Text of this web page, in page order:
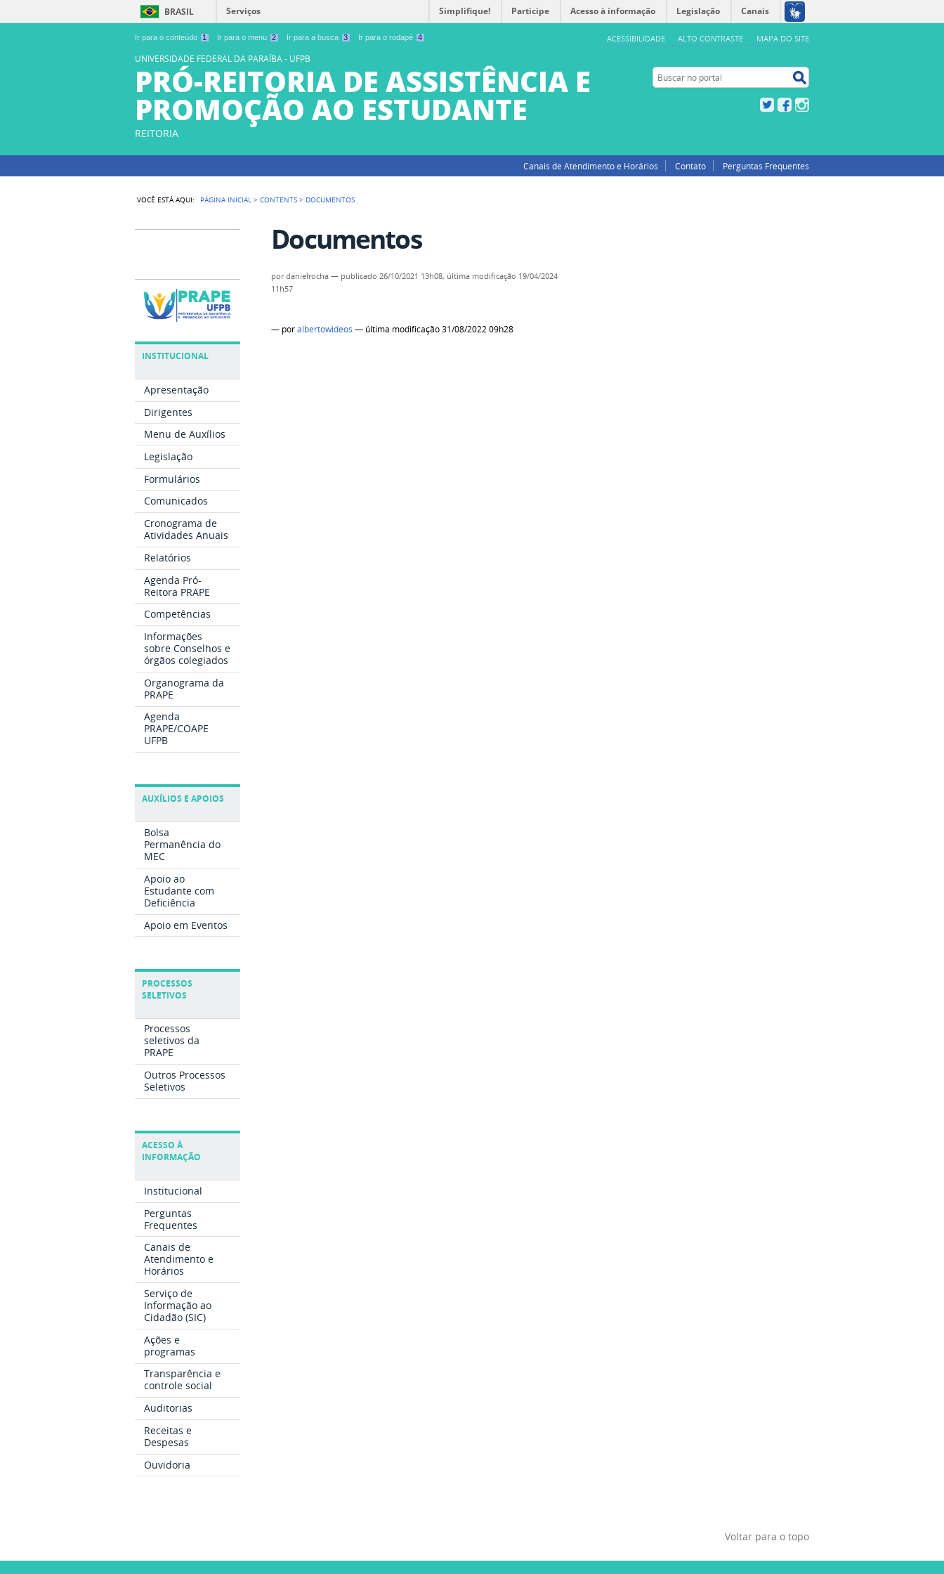
Ir para o conteúdo 1 Ir para o menu 2 Ir para a busca 3 Ir para o rodapé 4 ACESSIBILIDADE ALTO CONTRASTE MAPA DO SITE
BRASIL Serviços Simplifique! Participe Acesso à informação Legislação Canais
UNIVERSIDADE FEDERAL DA PARAÍBA - UFPB
PRÓ-REITORIA DE ASSISTÊNCIA E
PROMOÇÃO AO ESTUDANTE
REITORIA
Buscar no portal
TwitterFacebook
Canais de Atendimento e Horários Contato Perguntas Frequentes
VOCÊ ESTÁ AQUI: PÁGINA INICIAL >CONTENTS > DOCUMENTOS
INSTITUCIONAL
Apresentação
Dirigentes
Menu de Auxílios
Legislação
Formulários
Comunicados
Cronograma de
Atividades Anuais
Relatórios
Agenda Pró-
Reitora PRAPE
Competências
Informações
sobre Conselhos e
órgãos colegiados
Organograma da
PRAPE
Agenda
PRAPE/COAPE
UFPB
AUXÍLIOS E APOIOS
Bolsa
Permanência do
MEC
Apoio ao
Estudante com
Deficiência
Apoio em Eventos
PROCESSOS
SELETIVOS
Processos
seletivos da
PRAPE
Outros Processos
Seletivos
ACESSO À
INFORMAÇÃO
Institucional
Perguntas
Frequentes
Canais de
Atendimento e
Horários
Serviço de
Informação ao
Cidadão (SIC)
Ações e
programas
Transparência e
controle social
Auditorias
Receitas e
Despesas
Ouvidoria
Documentos
pordanielrocha — publicado 26/10/2021 13h08, última modificação 19/04/2024
11h57
— poralbertowideos — última modificação 31/08/2022 09h28
Voltar para o topo